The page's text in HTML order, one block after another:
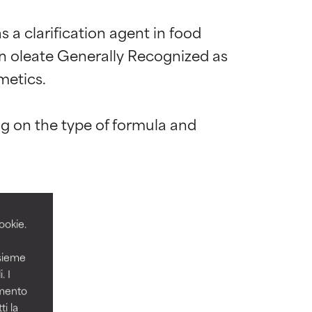
I
la
a clarification agent in food
Generally Recognized as
on the type of formula and
maggior
nella
maggior
nella